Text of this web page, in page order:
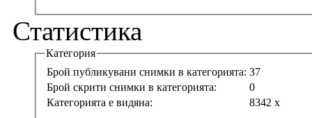
Статистика
Категория
Брой публикувани снимки в категорията: 37
Брой скрити снимки в категорията:
0
Категорията е видяна:
8342 x